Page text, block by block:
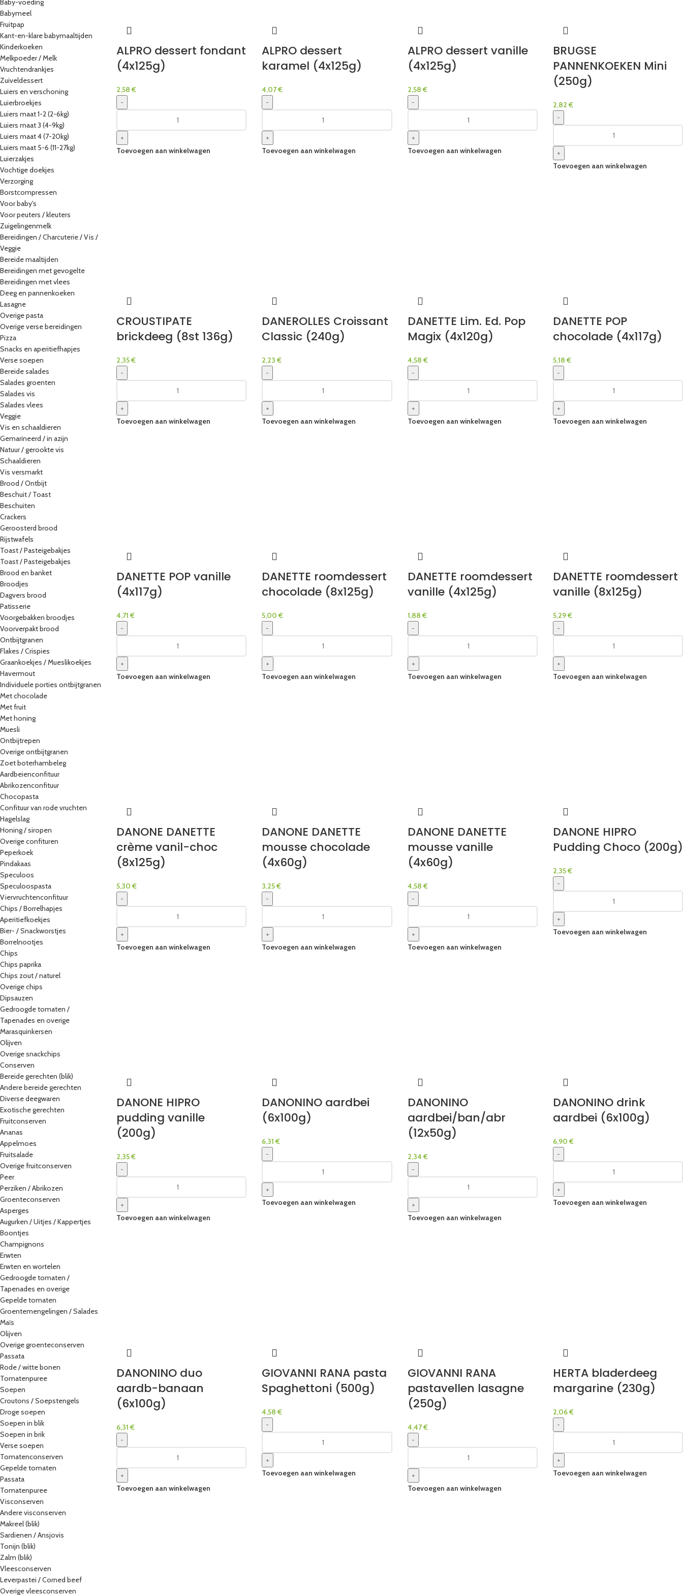
Baby-voeding
Babymeel
Fruitpap
Kant-en-klare babymaaltijden
Kinderkoeken
Melkpoeder / Melk
Vruchtendrankjes
Zuiveldessert
Luiers en verschoning
Luierbroekjes
Luiers maat 1-2 (2-6kg)
Luiers maat 3 (4-9kg)
Luiers maat 4 (7-20kg)
Luiers maat 5-6 (11-27kg)
Luierzakjes
Vochtige doekjes
Verzorging
Borstcompressen
Voor baby's
Voor peuters / kleuters
Zuigelingenmelk
Bereidingen / Charcuterie / Vis /
Veggie
Bereide maaltijden
Bereidingen met gevogelte
Bereidingen met vlees
Deeg en pannenkoeken
Lasagne
Overige pasta
Overige verse bereidingen
Pizza
Snacks en aperitiefhapjes
Verse soepen
Bereide salades
Salades groenten
Salades vis
Salades vlees
Veggie
Vis en schaaldieren
Gemarineerd / in azijn
Natuur / gerookte vis
Schaaldieren
Vis versmarkt
Brood / Ontbijt
Beschuit / Toast
Beschuiten
Crackers
Geroosterd brood
Rijstwafels
Toast / Pasteigebakjes
Toast / Pasteigebakjes
Brood en banket
Broodjes
Dagvers brood
Patisserie
Voorgebakken broodjes
Voorverpakt brood
Ontbijtgranen
Flakes / Crispies
Graankoekjes / Mueslikoekjes
Havermout
Individuele porties ontbijtgranen
Met chocolade
Met fruit
Met honing
Muesli
Ontbijtrepen
Overige ontbijtgranen
Zoet boterhambeleg
Aardbeienconfituur
Abrikozenconfituur
Chocopasta
Confituur van rode vruchten
Hagelslag
Honing / siropen
Overige confituren
Peperkoek
Pindakaas
Speculoos
Speculoospasta
Viervruchtenconfituur
Chips / Borrelhapjes
Aperitiefkoekjes
Bier- / Snackworstjes
Borrelnootjes
Chips
Chips paprika
Chips zout / naturel
Overige chips
Dipsauzen
Gedroogde tomaten /
Tapenades en overige
Marasquinkersen
Olijven
Overige snackchips
Conserven
Bereide gerechten (blik)
Andere bereide gerechten
Diverse deegwaren
Exotische gerechten
Fruitconserven
Ananas
Appelmoes
Fruitsalade
Overige fruitconserven
Peer
Perziken / Abrikozen
Groenteconserven
Asperges
Augurken / Uitjes / Kappertjes
Boontjes
Champignons
Erwten
Erwten en wortelen
Gedroogde tomaten /
Tapenades en overige
Gepelde tomaten
Groentemengelingen / Salades
Maïs
Olijven
Overige groenteconserven
Passata
Rode / witte bonen
Tomatenpuree
Soepen
Croutons / Soepstengels
Droge soepen
Soepen in blik
Soepen in brik
Verse soepen
Tomatenconserven
Gepelde tomaten
Passata
Tomatenpuree
Visconserven
Andere visconserven
Makreel (blik)
Sardienen / Ansjovis
Tonijn (blik)
Zalm (blik)
Vleesconserven
Leverpastei / Corned beef
Overige vleesconserven
ALPRO dessert fondant
(4x125g)
2,58 €
-
+
Toevoegen aan winkelwagen
ALPRO dessert
karamel (4x125g)
4,07€
-
+
Toevoegen aan winkelwagen
ALPRO dessert vanille
(4x125g)
2,58 €
-
+
Toevoegen aan winkelwagen
BRUGSE
PANNENKOEKEN Mini
(250g)
2,82 €
-
+
Toevoegen aan winkelwagen
CROUSTIPATE
brickdeeg (8st 136g)
2,35€
-
+
Toevoegen aan winkelwagen
DANEROLLES Croissant
Classic (240g)
2,23€
-
+
Toevoegen aan winkelwagen
DANETTE Lim. Ed. Pop
Magix (4x120g)
4,58 €
-
+
Toevoegen aan winkelwagen
DANETTE POP
chocolade (4x117g)
5,18 €
-
+
Toevoegen aan winkelwagen
DANETTE POP vanille
(4x117g)
4,71 €
-
+
Toevoegen aan winkelwagen
DANETTE roomdessert
chocolade (8x125g)
5,00€
-
+
Toevoegen aan winkelwagen
DANETTE roomdessert
vanille (4x125g)
1,88 €
-
+
Toevoegen aan winkelwagen
DANETTE roomdessert
vanille (8x125g)
5,29€
-
+
Toevoegen aan winkelwagen
DANONE DANETTE
crème vanil-choc
(8x125g)
5,30 €
-
+
Toevoegen aan winkelwagen
DANONE DANETTE
mousse chocolade
(4x60g)
3,25€
-
+
Toevoegen aan winkelwagen
DANONE DANETTE
mousse vanille
(4x60g)
4,58 €
-
+
Toevoegen aan winkelwagen
DANONE HIPRO
Pudding Choco (200g)
2,35€
-
+
Toevoegen aan winkelwagen
DANONE HIPRO
pudding vanille
(200g)
2,35€
-
+
Toevoegen aan winkelwagen
DANONINO aardbei
(6x100g)
6,31€
-
+
Toevoegen aan winkelwagen
DANONINO
aardbei/ban/abr
(12x50g)
2,34 €
-
+
Toevoegen aan winkelwagen
DANONINO drink
aardbei (6x100g)
6,90 €
-
+
Toevoegen aan winkelwagen
DANONINO duo
aardb-banaan
(6x100g)
6,31 €
-
+
Toevoegen aan winkelwagen
GIOVANNI RANA pasta
Spaghettoni (500g)
4,58€
-
+
Toevoegen aan winkelwagen
GIOVANNI RANA
pastavellen lasagne
(250g)
4,47€
-
+
Toevoegen aan winkelwagen
HERTA bladerdeeg
margarine (230g)
2,06€
-
+
Toevoegen aan winkelwagen